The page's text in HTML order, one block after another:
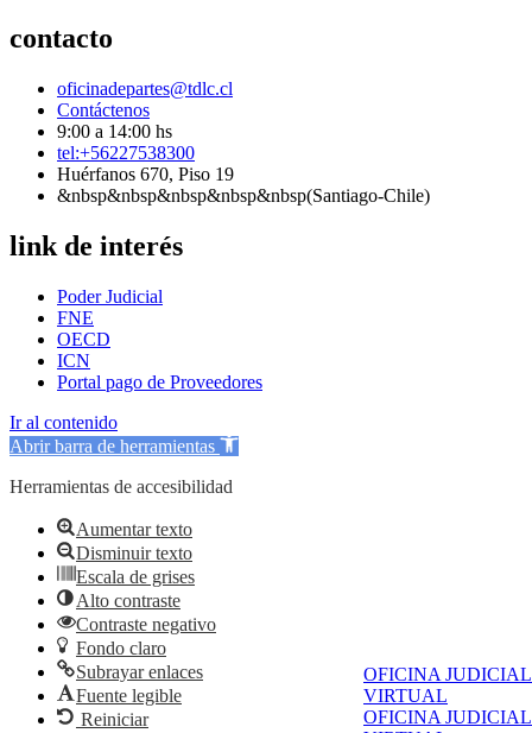
OFICINA JUDICIAL
VIRTUAL
OFICINA JUDICIAL
contacto
oficinadepartes@tdlc.cl
Contáctenos
9:00 a 14:00 hs
tel:+56227538300
Huérfanos 670, Piso 19
&nbsp&nbsp&nbsp&nbsp&nbsp(Santiago-Chile)
link de interés
Poder Judicial
FNE
OECD
ICN
Portal pago de Proveedores
Ir al contenido
Abrir barra de herramientas
Herramientas de accesibilidad
Aumentar texto
Disminuir texto
Escala de grises
Alto contraste
Contraste negativo
Fondo claro
Subrayar enlaces
Fuente legible
Reiniciar